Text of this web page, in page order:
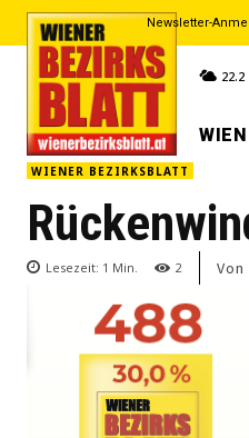
Newsletter-
22.2
WIENER BEZIRKSBLATT
Lesezeit: 1 Min. 2 Von